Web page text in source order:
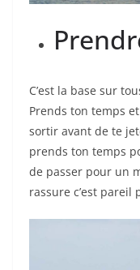
C’est la base sur
Prends ton temps
sortir avant de te
prends ton temps
de passer pour un
rassure c’est